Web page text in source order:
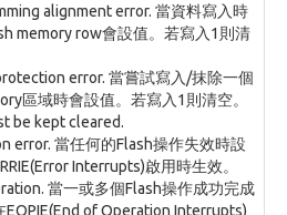
alignment error. 當資料寫入時
memory row會設值。若寫入1則清
error. 當嘗試寫入/抹除一個
區域時會設值。若寫入1則清空。
be kept cleared.
error. 當任何的Flash操作失效時設
Interrupts)啟用時生效。
當一或多個Flash操作成功完成
of Operation Interrupts)